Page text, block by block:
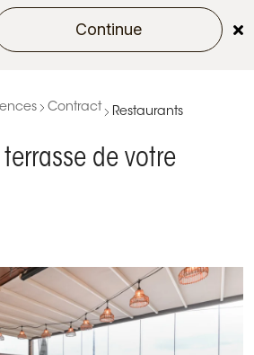
Continue
Contract Restaurants
de votre
exposée en espace de